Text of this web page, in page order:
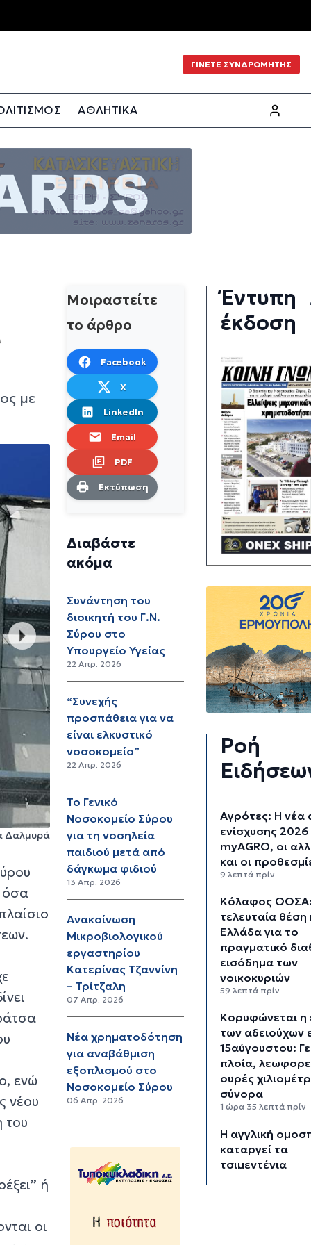
ΓΙΝΕΤΕ ΣΥΝΔΡΟΜΗΤΗΣ
ΑΘΛΗΤΙΚΑ
με
Δαλμυρά
όσα
ενώ
νέου
του
ή
οι
Μοιραστείτε
το άρθρο
Facebook
X
LinkedIn
Email
PDF
Εκτύπωση
Διαβάστε
ακόμα
Συνάντηση του
διοικητή του Γ.Ν.
Σύρου στο
Υπουργείο Υγείας
22 Απρ. 2026
“Συνεχής
προσπάθεια για να
είναι ελκυστικό
νοσοκομείο”
22 Απρ. 2026
Το Γενικό
Νοσοκομείο Σύρου
για τη νοσηλεία
παιδιού μετά από
δάγκωμα φιδιού
13 Απρ. 2026
Ανακοίνωση
Μικροβιολογικού
εργαστηρίου
Κατερίνας Τζαννίνη
– Τρίτζαλη
07 Απρ. 2026
Νέα χρηματοδότηση
για αναβάθμιση
εξοπλισμού στο
Νοσοκομείο Σύρου
06 Απρ. 2026
Έντυπη
έκδοση
Ροή
Αγρότες: Η νέα
ενίσχυσης
myAGRO, οι
και οι
9 λεπτά πρίν
Κόλαφος
τελευταία θέση
Ελλάδα για το
πραγματικό
εισόδημα των
νοικοκυριών
59 λεπτά πρίν
Κορυφώνεται η
των αδειούχων
15αύγουστου:
πλοία,
ουρές
σύνορα
1 ώρα 35 λεπτά πρίν
Η αγγλική
καταργεί τα
τσιμεντένια